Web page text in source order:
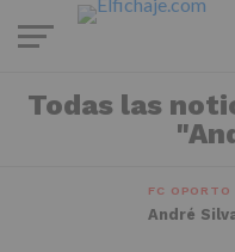
Todas las
FC OPORTO
André